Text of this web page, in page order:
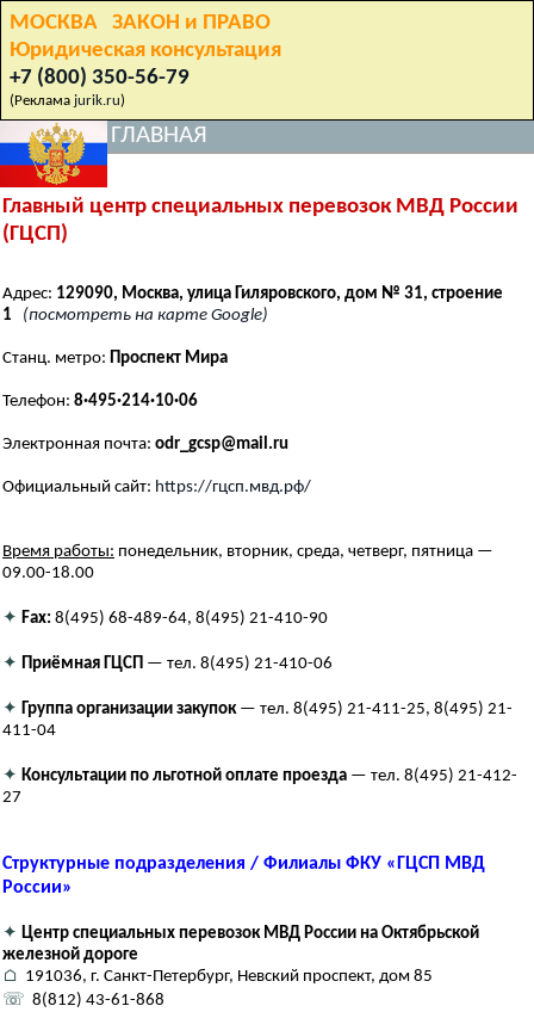
МОСКВА ЗАКОН и ПРАВО
Юридическая консультация
+7 (800) 350-56-79
(Реклама jurik.ru)
ГЛАВНАЯ
Главный центр специальных перевозок МВД России
(ГЦСП)
Адрес: 129090, Москва, улица Гиляровского, дом № 31, строение
1
(посмотреть на карте Google)
Станц. метро: Проспект Мира
Телефон: 8·495·214·10·06
Электронная почта: odr_gcsp@mail.ru
Официальный сайт: https://гцсп.мвд.рф/
Время работы: понедельник, вторник, среда, четверг, пятница —
09.00-18.00
✦ Fax: 8(495) 68-489-64, 8(495) 21-410-90
✦ Приёмная ГЦСП — тел. 8(495) 21-410-06
✦ Группа организации закупок— тел. 8(495) 21-411-25, 8(495) 21-
411-04
✦ Консультации по льготной оплате проезда — тел. 8(495) 21-412-
27
Структурные подразделения / Филиалы ФКУ «ГЦСП МВД
России»
✦ Центр специальных перевозок МВД России на Октябрьской
железной дороге
⌂ 191036, г. Санкт-Петербург, Невский проспект, дом 85
☏ 8(812) 43-61-868